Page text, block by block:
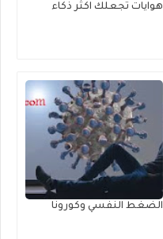
هوايات تجعلك اكثر ذكاء
الضغط النفسي وكورونا